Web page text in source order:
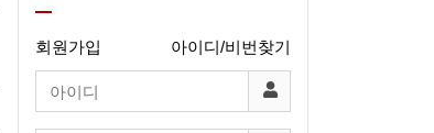
회원가입 아이디/비번찾기